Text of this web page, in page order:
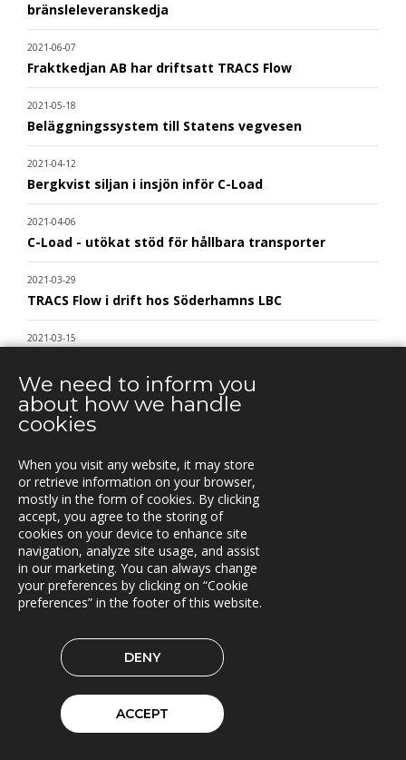
bränsleleveranskedja
2021-06-07
Fraktkedjan AB har driftsatt TRACS Flow
2021-05-18
Beläggningssystem till Statens vegvesen
2021-04-12
Bergkvist siljan i insjön inför C-Load
2021-04-06
C-Load - utökat stöd för hållbara transporter
2021-03-29
TRACS Flow i drift hos Söderhamns LBC
2021-03-15
2021-03-08
Ny version av TRACS Flow
Webinar med RoadCloud
2021-02-24
Nya lokaler i Oslo
2021-01-29
En attraktiv arbetsgivare!
Triona expanderar i Göteborg
FleetControl - Transdevs IoT-plattform
We need to inform you
about how we handle
cookies
When you visit any website, it may store
or retrieve information on your browser,
mostly in the form of cookies. By clicking
accept, you agree to the storing of
cookies on your device to enhance site
navigation, analyze site usage, and assist
in our marketing. You can always change
your preferences by clicking on “Cookie
preferences” in the footer of this website.
DENY
ACCEPT